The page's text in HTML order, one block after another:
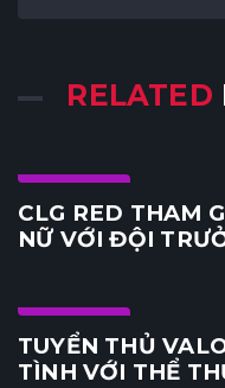
RELATED
E-Sports
CLG RED THAM
NỮ VỚI ĐỘI
E-Sports
TUYỂN THỦ
TÌNH VỚI THỂ